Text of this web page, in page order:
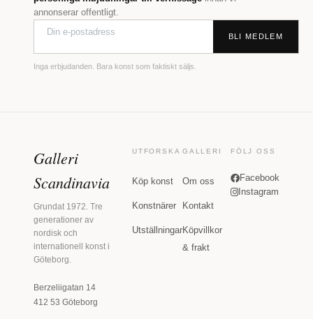
annonserar offentligt.
BLI MEDLEM
Inga erbjudanden. Bara konst som faktiskt säljs.
Galleri
Scandinavia
Grundat 1972. Tre
generationer av
nordisk och
internationell konst i
Göteborg.
Berzeliigatan 14
412 53 Göteborg
UTFORSKA
Köp konst
Konstnärer
Utställningar
GALLERI
Om oss
Kontakt
Köpvillkor
& frakt
FÖLJ OSS
Facebook
Instagram